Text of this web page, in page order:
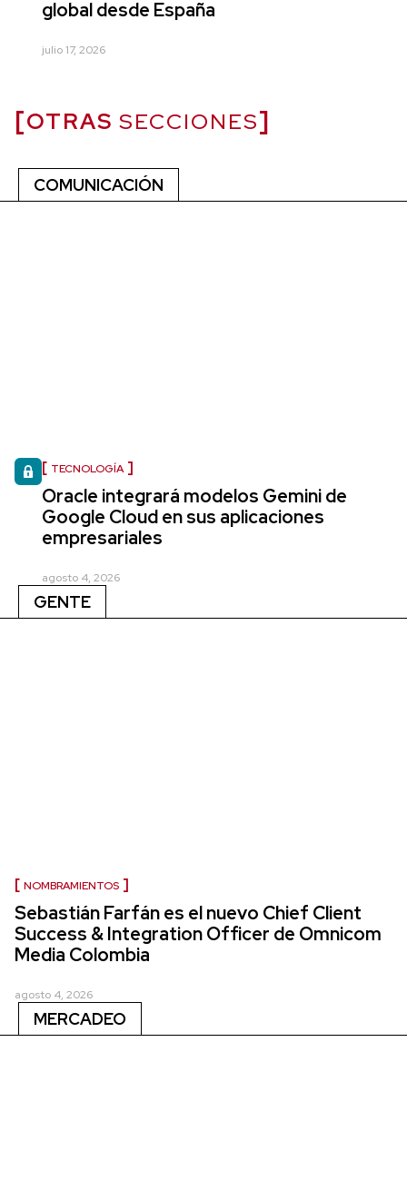
global desde España
julio 17, 2026
OTRAS SECCIONES
COMUNICACIÓN
TECNOLOGÍA
Oracle integrará modelos Gemini de
Google Cloud en sus aplicaciones
empresariales
agosto 4, 2026
GENTE
NOMBRAMIENTOS
Sebastián Farfán es el nuevo Chief Client
Success & Integration Officer de Omnicom
Media Colombia
agosto 4, 2026
MERCADEO